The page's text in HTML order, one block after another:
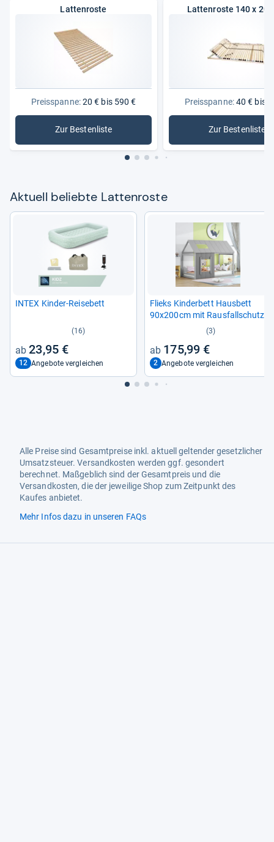
Lattenroste
Preisspanne:20 € bis 590 €
Zur Bestenliste
: Lattenroste
Lattenroste 140 x
Preisspanne:40 € bis
Zur Bestenliste
:
Aktu­ell beliebte Lat­ten­roste
INTEX Kin­der-​Rei­se­bett
(16)
23,95 €
12 Angebote vergleichen
Flieks Kin­der­bett Haus­bett
90x200cm mit Raus­fall­schutz
(3)
175,99 €
2 Angebote vergleichen
Alle Preise sind Gesamtpreise inkl. aktuell geltender gesetzlicher
Umsatzsteuer. Versandkosten werden ggf. gesondert
berechnet. Maßgeblich sind der Gesamtpreis und die
Versandkosten, die der jeweilige Shop zum Zeitpunkt des
Kaufes anbietet.
Mehr Infos dazu in unseren FAQs